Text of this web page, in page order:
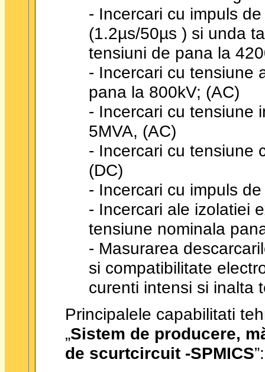
- Incercari cu impuls
(1.2µs/50µs ) si unda
tensiuni de pana la
- Incercari cu tensiune
pana la 800kV; (AC)
- Incercari cu tensiune
5MVA, (AC)
- Incercari cu tensiune
(DC)
- Incercari cu impuls
- Incercari ale izolatiei
tensiune nominala
- Masurarea
si compatibilitate
curenti intensi si inalta
Principalele capabilitati
„Sistem de producere,
de scurtcircuit -SPMICS”: